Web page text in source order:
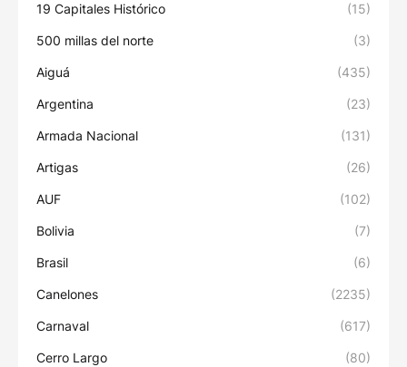
19 Capitales Histórico (15)
500 millas del norte (3)
Aiguá (435)
Argentina (23)
Armada Nacional (131)
Artigas (26)
AUF (102)
Bolivia (7)
Brasil (6)
Canelones (2235)
Carnaval (617)
Cerro Largo (80)